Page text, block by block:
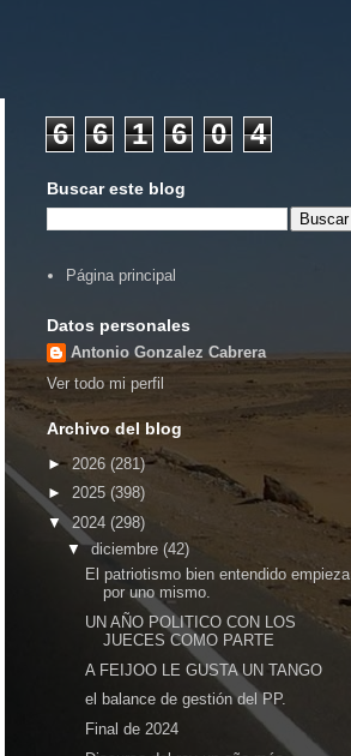
6 6 1 6 0 4
Buscar este blog
Página principal
Datos personales
Antonio Gonzalez Cabrera
Ver todo mi perfil
Archivo del blog
► 2026 (281)
► 2025 (398)
▼2024 (298)
▼diciembre (42)
El patriotismo bien entendido empieza
por uno mismo.
UN AÑO POLITICO CON LOS
JUECES COMO PARTE
A FEIJOO LE GUSTA UN TANGO
el balance de gestión del PP.
Final de 2024